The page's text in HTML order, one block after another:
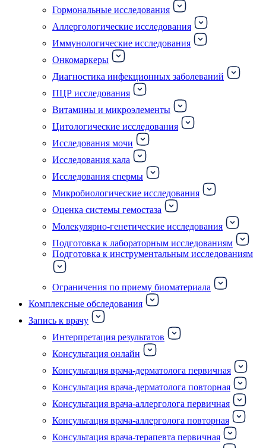
Гормональные исследования
Аллергологические исследования
Иммунологические исследования
Онкомаркеры
Диагностика инфекционных заболеваний
ПЦР исследования
Витамины и микроэлементы
Цитологические исследования
Исследования мочи
Исследования кала
Исследования спермы
Микробиологические исследования
Оценка системы гемостаза
Молекулярно-генетические исследования
Подготовка к лабораторным исследованиям
Подготовка к инструментальным исследованиям
Ограничения по приему биоматериала
Комплексные обследования
Запись к врачу
Интерпретация результатов
Консультация онлайн
Консультация врача-дерматолога первичная
Консультация врача-дерматолога повторная
Консультация врача-аллерголога первичная
Консультация врача-аллерголога повторная
Консультация врача-терапевта первичная